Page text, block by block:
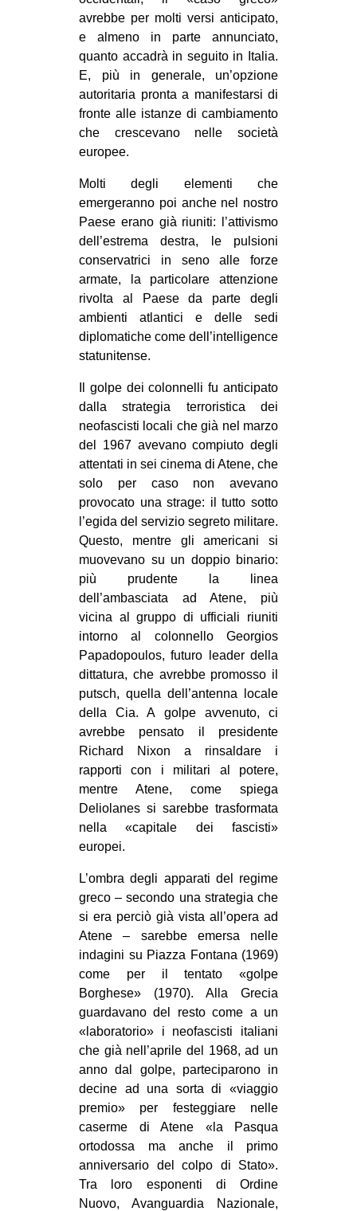
avrebbe per molti versi anticipato,
e almeno in parte annunciato,
quanto accadrà in seguito in Italia.
E, più in generale, un’opzione
autoritaria pronta a manifestarsi di
fronte alle istanze di cambiamento
che crescevano nelle società
europee.
Molti degli elementi che
emergeranno poi anche nel nostro
Paese erano già riuniti: l’attivismo
dell’estrema destra, le pulsioni
conservatrici in seno alle forze
armate, la particolare attenzione
rivolta al Paese da parte degli
ambienti atlantici e delle sedi
diplomatiche come dell’intelligence
statunitense.
Il golpe dei colonnelli fu anticipato
dalla strategia terroristica dei
neofascisti locali che già nel marzo
del 1967 avevano compiuto degli
attentati in sei cinema di Atene, che
solo per caso non avevano
provocato una strage: il tutto sotto
l’egida del servizio segreto militare.
Questo, mentre gli americani si
muovevano su un doppio binario:
più prudente la linea
dell’ambasciata ad Atene, più
vicina al gruppo di ufficiali riuniti
intorno al colonnello Georgios
Papadopoulos, futuro leader della
dittatura, che avrebbe promosso il
putsch, quella dell’antenna locale
della Cia. A golpe avvenuto, ci
avrebbe pensato il presidente
Richard Nixon a rinsaldare i
rapporti con i militari al potere,
mentre Atene, come spiega
Deliolanes si sarebbe trasformata
nella «capitale dei fascisti»
europei.
L’ombra degli apparati del regime
greco – secondo una strategia che
si era perciò già vista all’opera ad
Atene – sarebbe emersa nelle
indagini su Piazza Fontana (1969)
come per il tentato «golpe
Borghese» (1970). Alla Grecia
guardavano del resto come a un
«laboratorio» i neofascisti italiani
che già nell’aprile del 1968, ad un
anno dal golpe, parteciparono in
decine ad una sorta di «viaggio
premio» per festeggiare nelle
caserme di Atene «la Pasqua
ortodossa ma anche il primo
anniversario del colpo di Stato».
Tra loro esponenti di Ordine
Nuovo, Avanguardia Nazionale,